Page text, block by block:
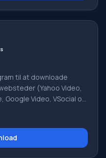
til at downloade
(Yahoo Video,
Google Video, VSocial og
på en videoafspiller,
På trods af
fra forskellige